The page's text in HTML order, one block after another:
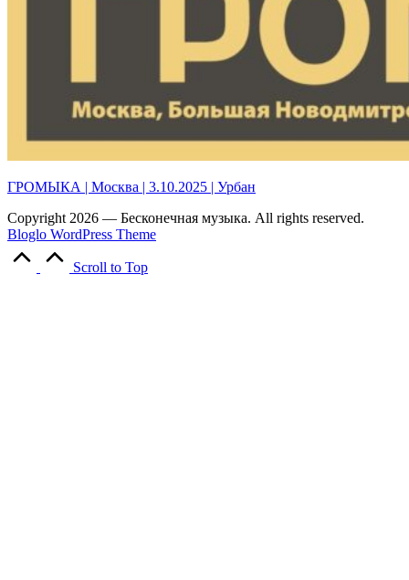
ГРОМЫКА | Москва | 3.10.2025 | Урбан
Copyright 2026 — Бесконечная музыка. All rights reserved.
Bloglo WordPress Theme
Scroll to Top